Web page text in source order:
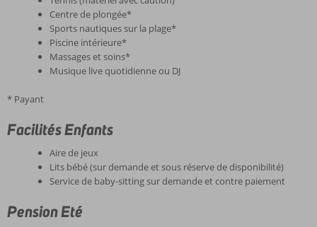
Centre de plongée*
Sports nautiques sur la plage*
Piscine intérieure*
Massages et soins*
Musique live quotidienne ou DJ
* Payant
Facilités Enfants
Aire de jeux
Lits bébé (sur demande et sous réserve de disponibilité)
Service de baby-sitting sur demande et contre paiement
Pension Eté